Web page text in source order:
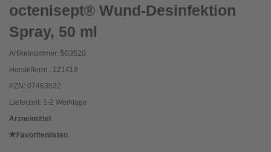
octenisept® Wund-Desinfektion
Spray, 50 ml
Artikelnummer: 503520
Herstellernr.: 121418
PZN: 07463832
Lieferzeit: 1-2 Werktage
Arzneimittel
Favoritenlisten